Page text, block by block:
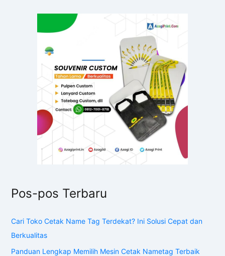
Pos-pos Terbaru
Cari Toko Cetak Name Tag Terdekat? Ini Solusi Cepat dan
Berkualitas
Panduan Lengkap Memilih Mesin Cetak Nametag Terbaik